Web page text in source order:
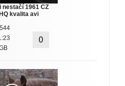
nestačí 1961 CZ
kvalita avi
0